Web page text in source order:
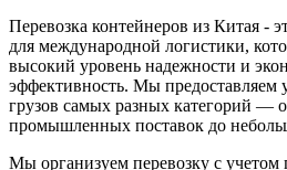
Перевозка контейнеров из Китая -
для международной логистики,
высокий уровень надежности и
эффективность. Мы предоставляем
грузов самых разных категорий —
промышленных поставок до
Мы организуем перевозку с учетом